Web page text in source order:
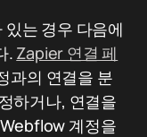
는 경우 다음에
. Zapier 연결 페
과의 연결을 분
하거나, 연결을
계정을